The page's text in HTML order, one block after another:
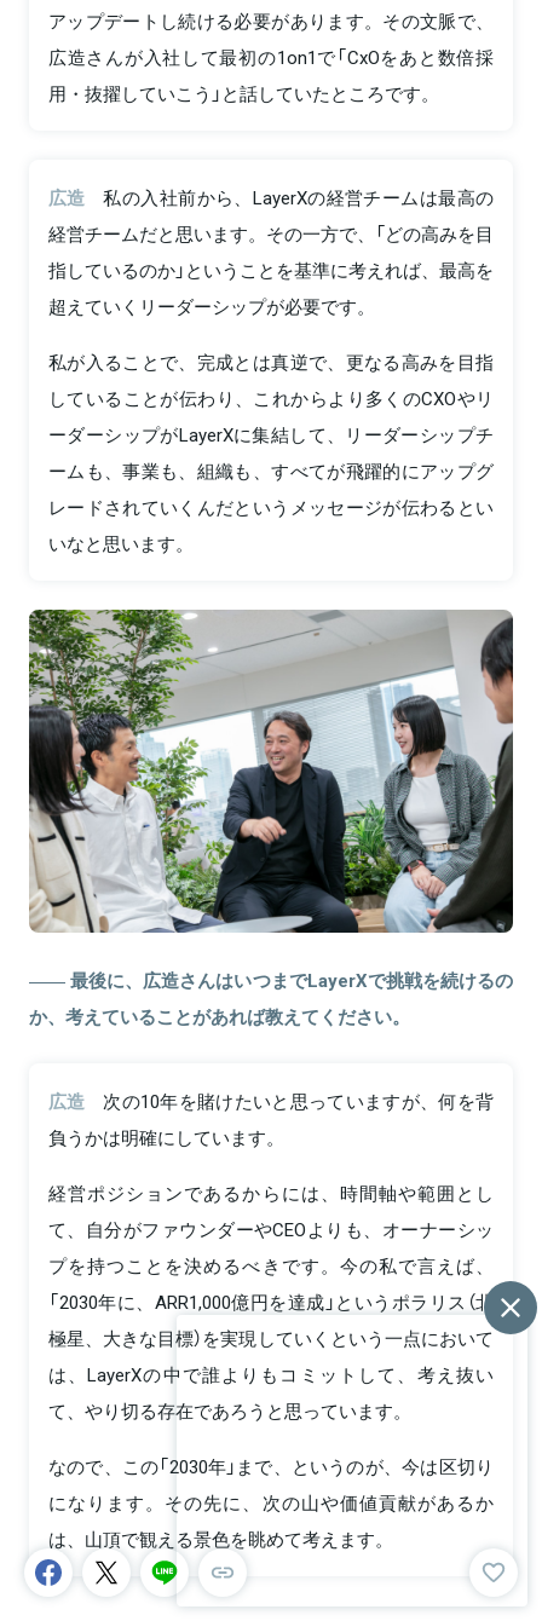
アップデートし続ける必要があります。その文脈で、
広造さんが入社して最初の1on1で「CxOをあと数倍採
用・抜擢していこう」と話していたところです。
広造
私の入社前から、LayerXの経営チームは最高の
経営チームだと思います。その一方で、「どの高みを目
指しているのか」ということを基準に考えれば、最高を
超えていくリーダーシップが必要です。
私が入ることで、完成とは真逆で、更なる高みを目指
していることが伝わり、これからより多くのCXOやリ
ーダーシップがLayerXに集結して、リーダーシップチ
ームも、事業も、組織も、すべてが飛躍的にアップグ
レードされていくんだというメッセージが伝わるとい
いなと思います。
最後に、広造さんはいつまでLayerXで挑戦を続けるの
か、考えていることがあれば教えてください。
広造
次の10年を賭けたいと思っていますが、何を背
負うかは明確にしています。
経営ポジションであるからには、時間軸や範囲とし
て、自分がファウンダーやCEOよりも、オーナーシッ
プを持つことを決めるべきです。今の私で言えば、
「2030年に、ARR1,000億円を達成」というポラリス（北
極星、大きな目標）を実現していくという一点において
は、LayerXの中で誰よりもコミットして、考え抜い
て、やり切る存在であろうと思っています。
なので、この「2030年」まで、というのが、今は区切り
になります。その先に、次の山や価値貢献があるか
は、山頂で観える景色を眺めて考えます。